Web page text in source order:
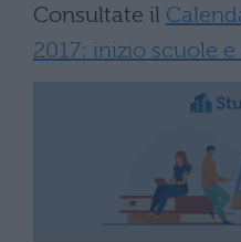
Consultate il
2017: inizio scuole